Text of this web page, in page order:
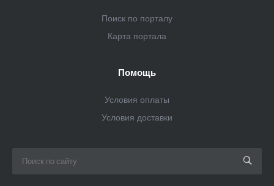
Поиск по порталу
Карта портала
Помощь
Условия оплаты
Условия доставки